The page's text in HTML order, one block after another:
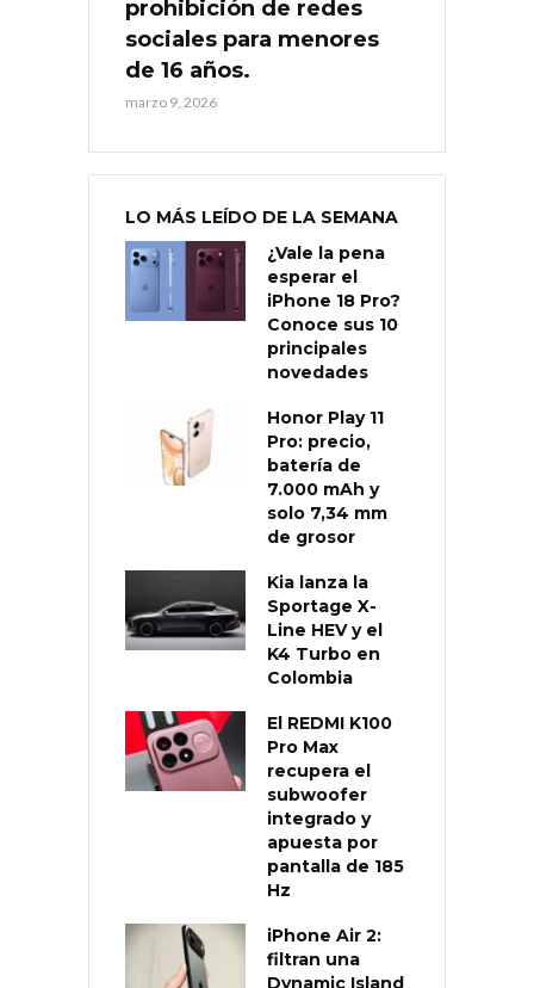
prohibición de redes
sociales para menores
de 16 años.
marzo 9, 2026
LO MÁS LEÍDO DE LA SEMANA
¿Vale la pena
esperar el
iPhone 18 Pro?
Conoce sus 10
principales
novedades
Honor Play 11
Pro: precio,
batería de
7.000 mAh y
solo 7,34 mm
de grosor
Kia lanza la
Sportage X-
Line HEV y el
K4 Turbo en
Colombia
El REDMI K100
Pro Max
recupera el
subwoofer
integrado y
apuesta por
pantalla de 185
Hz
iPhone Air 2:
filtran una
Dynamic Island